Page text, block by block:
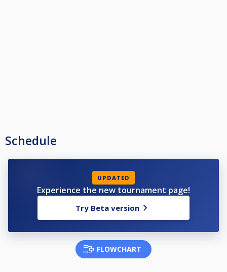
Schedule
UPDATED
Experience the new tournament page!
Try Beta version
FLOWCHART